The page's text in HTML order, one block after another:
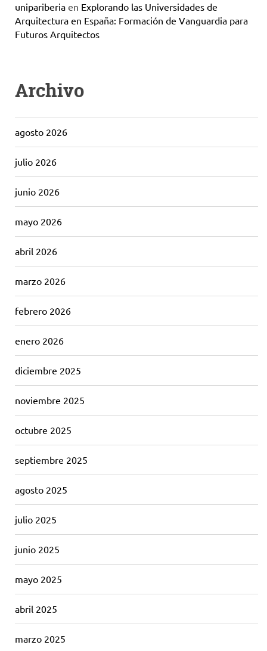
unipariberia en Explorando las Universidades de
Arquitectura en España: Formación de Vanguardia para
Futuros Arquitectos
Archivo
agosto 2026
julio 2026
junio 2026
mayo 2026
abril 2026
marzo 2026
febrero 2026
enero 2026
diciembre 2025
noviembre 2025
octubre 2025
septiembre 2025
agosto 2025
julio 2025
junio 2025
mayo 2025
abril 2025
marzo 2025